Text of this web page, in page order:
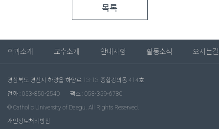
목록
학과소개 교수소개 안내사항 활동소식 오시는길
경상북도 경산시 하양읍 하양로 13-13 종합강의동 414호
전화 : 053-850-2540
팩스 : 053-359-6780
© Catholic University of Daegu. All Rights Reserved.
개인정보처리방침